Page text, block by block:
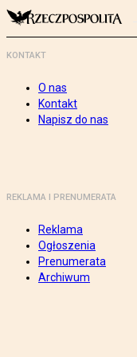
KONTAKT
O nas
Kontakt
Napisz do nas
REKLAMA I PRENUMERATA
Reklama
Ogłoszenia
Prenumerata
Archiwum